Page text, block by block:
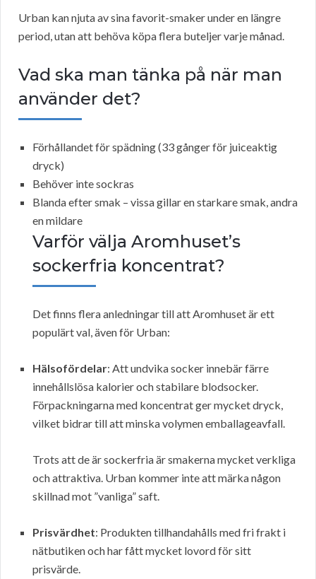
Urban kan njuta av sina favorit-smaker under en längre
period, utan att behöva köpa flera buteljer varje månad.
Vad ska man tänka på när man
använder det?
Förhållandet för spädning (33 gånger för juiceaktig
dryck)
Behöver inte sockras
Blanda efter smak – vissa gillar en starkare smak, andra
en mildare
Varför välja Aromhuset’s
sockerfria koncentrat?
Det finns flera anledningar till att Aromhuset är ett
populärt val, även för Urban:
Hälsofördelar: Att undvika socker innebär färre
innehållslösa kalorier och stabilare blodsocker.
Förpackningarna med koncentrat ger mycket dryck,
vilket bidrar till att minska volymen emballageavfall.
Trots att de är sockerfria är smakerna mycket verkliga
och attraktiva. Urban kommer inte att märka någon
skillnad mot ”vanliga” saft.
Prisvärdhet: Produkten tillhandahålls med fri frakt i
nätbutiken och har fått mycket lovord för sitt
prisvärde.